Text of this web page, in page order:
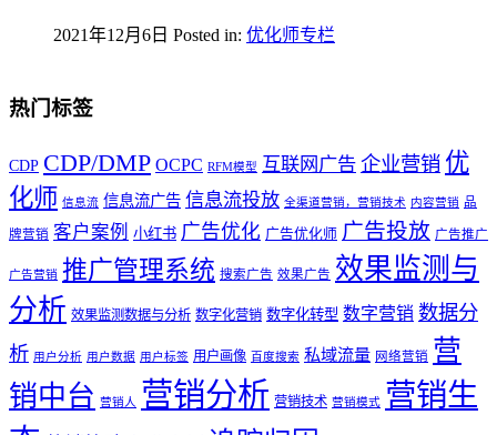
2021年12月6日 Posted in: 优化师专栏
热门标签
CDP CDP/DMP OCPC RFM模型 互联网广告 企业营销 优
化师 信息流 信息流广告 信息流投放 全渠道营销，营销技术 内容营销 品
牌营销 客户案例 小红书 广告优化 广告优化师 广告投放 广告推广
广告营销 推广管理系统 搜索广告 效果广告 效果监测与
分析 效果监测数据与分析 数字化营销 数字化转型 数字营销 数据分
析 用户分析 用户数据 用户标签 用户画像 百度搜索 私域流量 网络营销 营
销中台 营销人 营销分析 营销技术 营销模式 营销生